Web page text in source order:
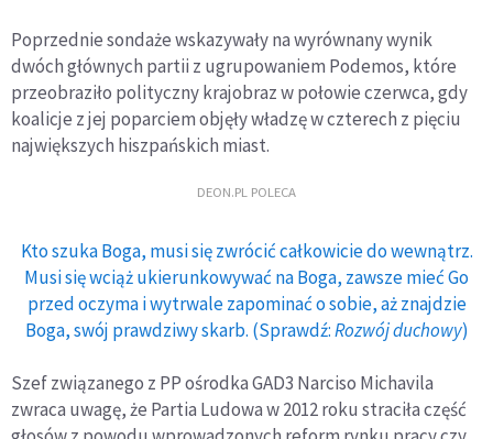
Poprzednie sondaże wskazywały na wyrównany wynik
dwóch głównych partii z ugrupowaniem Podemos, które
przeobraziło polityczny krajobraz w połowie czerwca, gdy
koalicje z jej poparciem objęły władzę w czterech z pięciu
największych hiszpańskich miast.
DEON.PL POLECA
Kto szuka Boga, musi się zwrócić całkowicie do wewnątrz.
Musi się wciąż ukierunkowywać na Boga, zawsze mieć Go
przed oczyma i wytrwale zapominać o sobie, aż znajdzie
Boga, swój prawdziwy skarb. (Sprawdź:Rozwój duchowy)
Szef związanego z PP ośrodka GAD3 Narciso Michavila
zwraca uwagę, że Partia Ludowa w 2012 roku straciła część